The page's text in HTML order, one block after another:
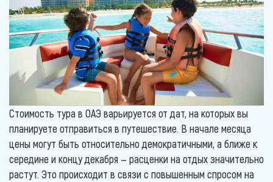
Стоимость тура в ОАЭ варьируется от дат, на которых вы
планируете отправиться в путешествие. В начале месяца
цены могут быть относительно демократичными, а ближе к
середине и концу декабря — расценки на отдых значительно
растут. Это происходит в связи с повышенным спросом на